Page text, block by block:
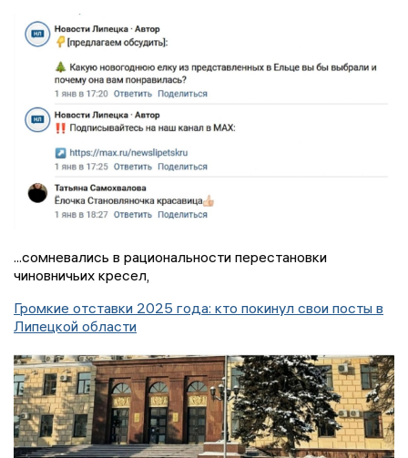
...сомневались в рациональности перестановки
чиновничьих кресел,
Громкие отставки 2025 года: кто покинул свои посты в
Липецкой области